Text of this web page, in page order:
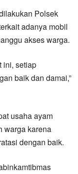
Polsek
adanya mobil
akses warga.
ini, setiap
baik dan damai,”
usaha ayam
warga karena
dengan baik.